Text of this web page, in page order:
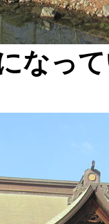
なっ